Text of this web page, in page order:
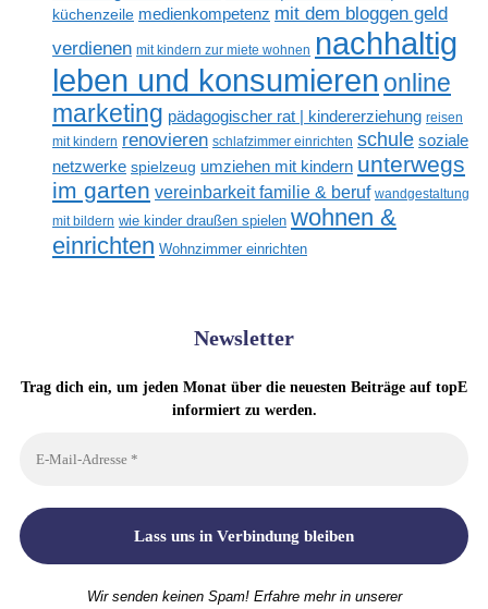
küchenzeile medienkompetenz mit dem bloggen geld
verdienen mit kindern zur miete wohnen nachhaltig
leben und konsumieren online
marketing pädagogischer rat | kindererziehung reisen
mit kindern renovieren schlafzimmer einrichten schule soziale
netzwerke spielzeug umziehen mit kindern unterwegs
im garten vereinbarkeit familie & beruf wandgestaltung
mit bildern wie kinder draußen spielen wohnen &
einrichten Wohnzimmer einrichten
Newsletter
Trag dich ein, um jeden Monat über die neuesten Beiträge auf topE
informiert zu werden.
Wir senden keinen Spam! Erfahre mehr in unserer